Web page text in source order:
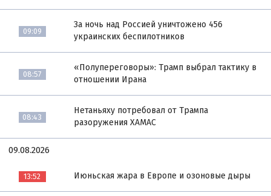
09:09
За ночь над Россией уничтожено 456
украинских беспилотников
08:57
«Полупереговоры»: Трамп выбрал тактику в
отношении Ирана
08:43
Нетаньяху потребовал от Трампа
разоружения ХАМАС
09.08.2026
13:52 Июньская жара в Европе и озоновые дыры